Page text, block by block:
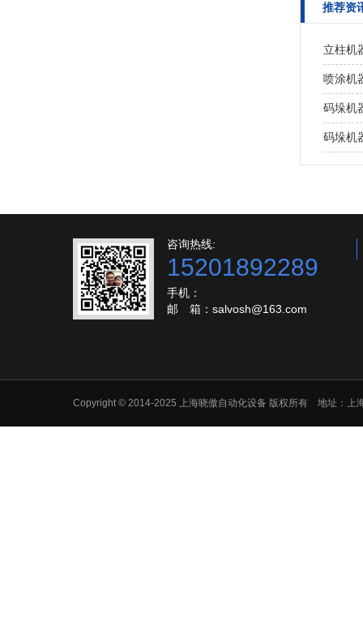
推荐资
立柱机
喷涂机
码垛机
码垛机
咨询热线:
15201892289
手机：
邮 箱：salvosh@163.com
Copyright © 2014-2025 上海晓傲自动化设备 版权所有 地址：